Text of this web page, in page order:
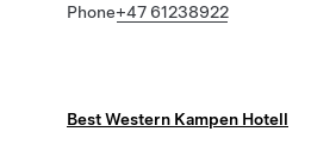
Phone+47 61238922
Best Western Kampen Hotell